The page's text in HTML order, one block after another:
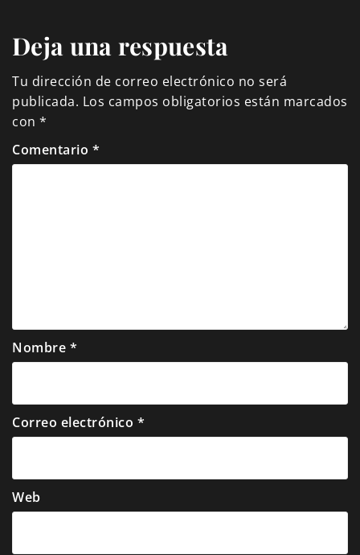
Deja una respuesta
Tu dirección de correo electrónico no será
publicada. Los campos obligatorios están marcados
con *
Comentario *
Nombre *
Correo electrónico *
Web